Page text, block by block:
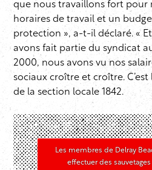
que nous travaillons fort pour
horaires de travail et un
protection », a-t-il déclaré. «
avons fait partie du syndicat
2000, nous avons vu nos
sociaux croître et croître.
de la section locale 1842.
Les membres de Delray
effectuer des